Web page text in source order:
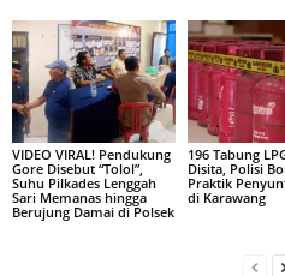
VIDEO VIRAL! Pendukung
Gore Disebut “Tolol”,
Suhu Pilkades Lenggah
Sari Memanas hingga
Berujung Damai di Polsek
196 Tabung
Disita, Polisi
Praktik
di Karawang